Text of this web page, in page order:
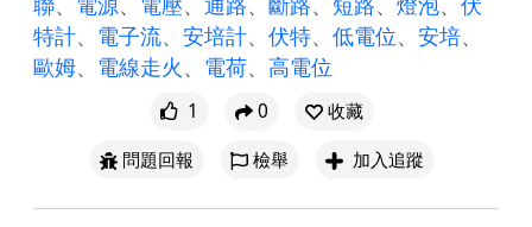
特計、 電子流、 安培計、 伏特、 低電位、 安培、
歐姆、 電線走火、 電荷、 高電位
1 0
收藏
問題回報
檢舉 加入追蹤